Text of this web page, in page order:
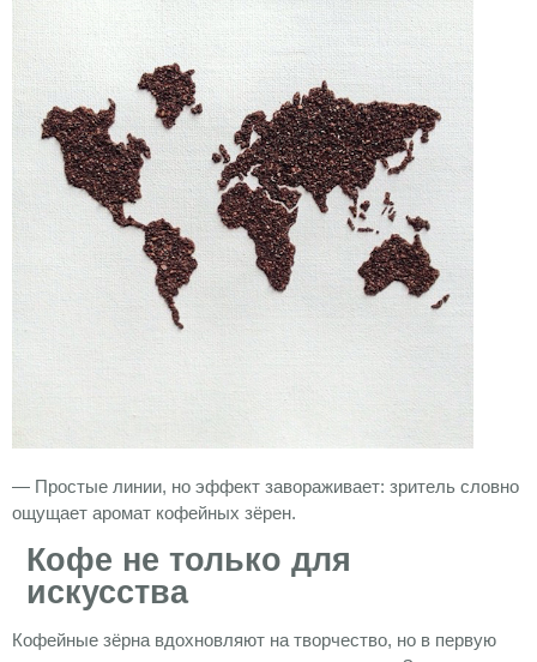
— Простые линии, но эффект завораживает: зритель словно
ощущает аромат кофейных зёрен.
Кофе не только для
искусства
Кофейные зёрна вдохновляют на творчество, но в первую